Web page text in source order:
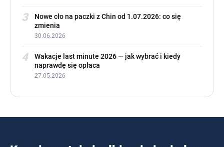
3
Nowe cło na paczki z Chin od 1.07.2026: co się
zmienia
30.06.2026
4
Wakacje last minute 2026 — jak wybrać i kiedy
naprawdę się opłaca
27.05.2026